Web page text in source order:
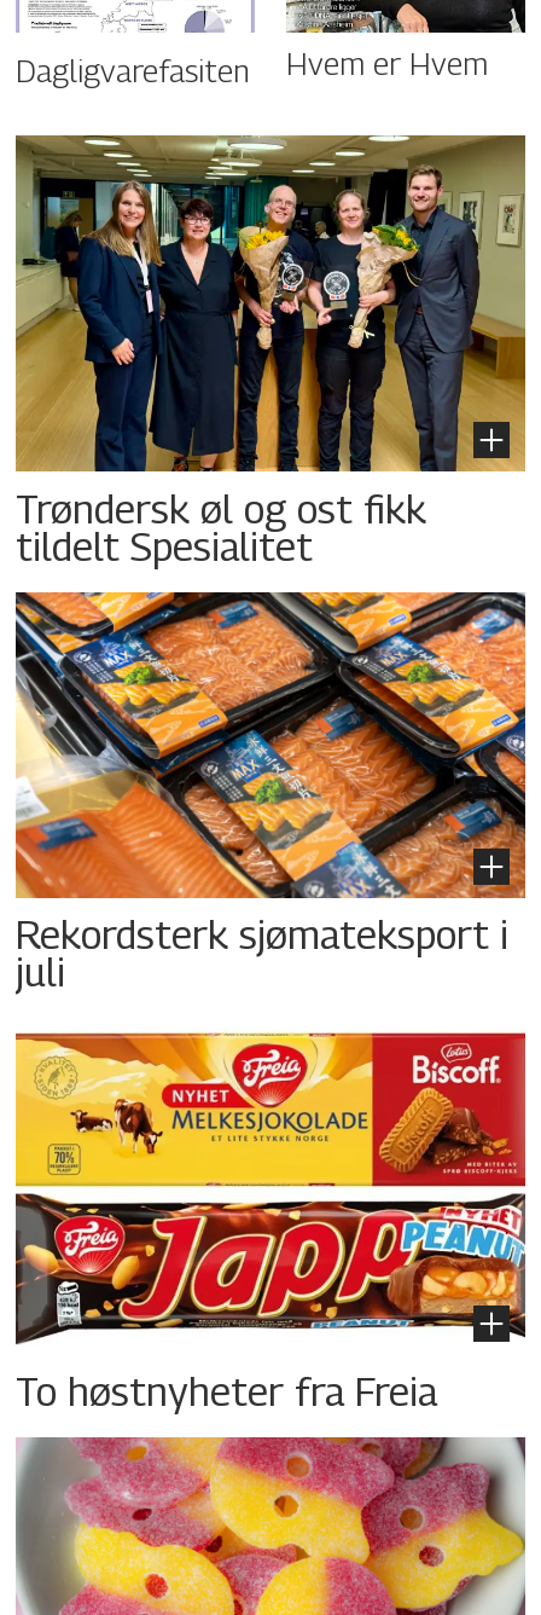
Dagligvarefasiten Hvem er Hvem
Trøndersk øl og ost fikk
tildelt Spesialitet
Rekordsterk sjømateksport i
juli
To høstnyheter fra Freia